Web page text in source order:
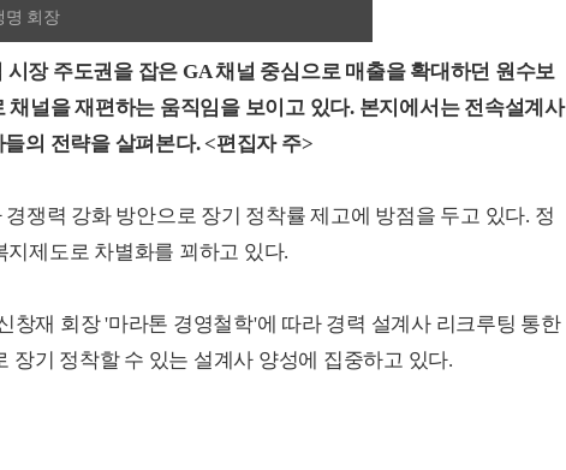
명 회장
시장 주도권을 잡은 GA 채널 중심으로 매출을 확대하던 원수보
널을 재편하는 움직임을 보이고 있다. 본지에서는 전속설계사
의 전략을 살펴본다. <편집자 주>
쟁력 강화 방안으로 장기 정착률 제고에 방점을 두고 있다. 정
지제도로 차별화를 꾀하고 있다.
창재 회장 '마라톤 경영철학'에 따라 경력 설계사 리크루팅 통한
장기 정착할 수 있는 설계사 양성에 집중하고 있다.